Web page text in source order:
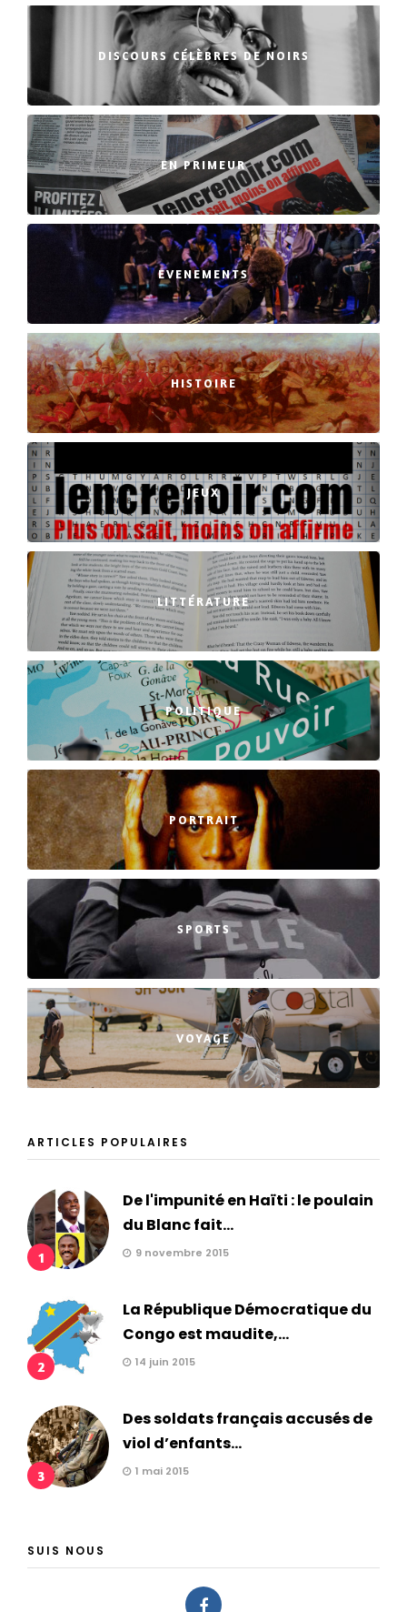
DISCOURS CÉLÈBRES DE NOIRS
EN PRIMEUR
EVENEMENTS
HISTOIRE
JEUX
LITTÉRATURE
POLITIQUE
PORTRAIT
SPORTS
VOYAGE
ARTICLES POPULAIRES
1
De l'impunité en Haïti : le poulain
du Blanc fait...
9 novembre 2015
2
La République Démocratique du
Congo est maudite,...
14 juin 2015
3
Des soldats français accusés de
viol d’enfants...
1 mai 2015
SUIS NOUS